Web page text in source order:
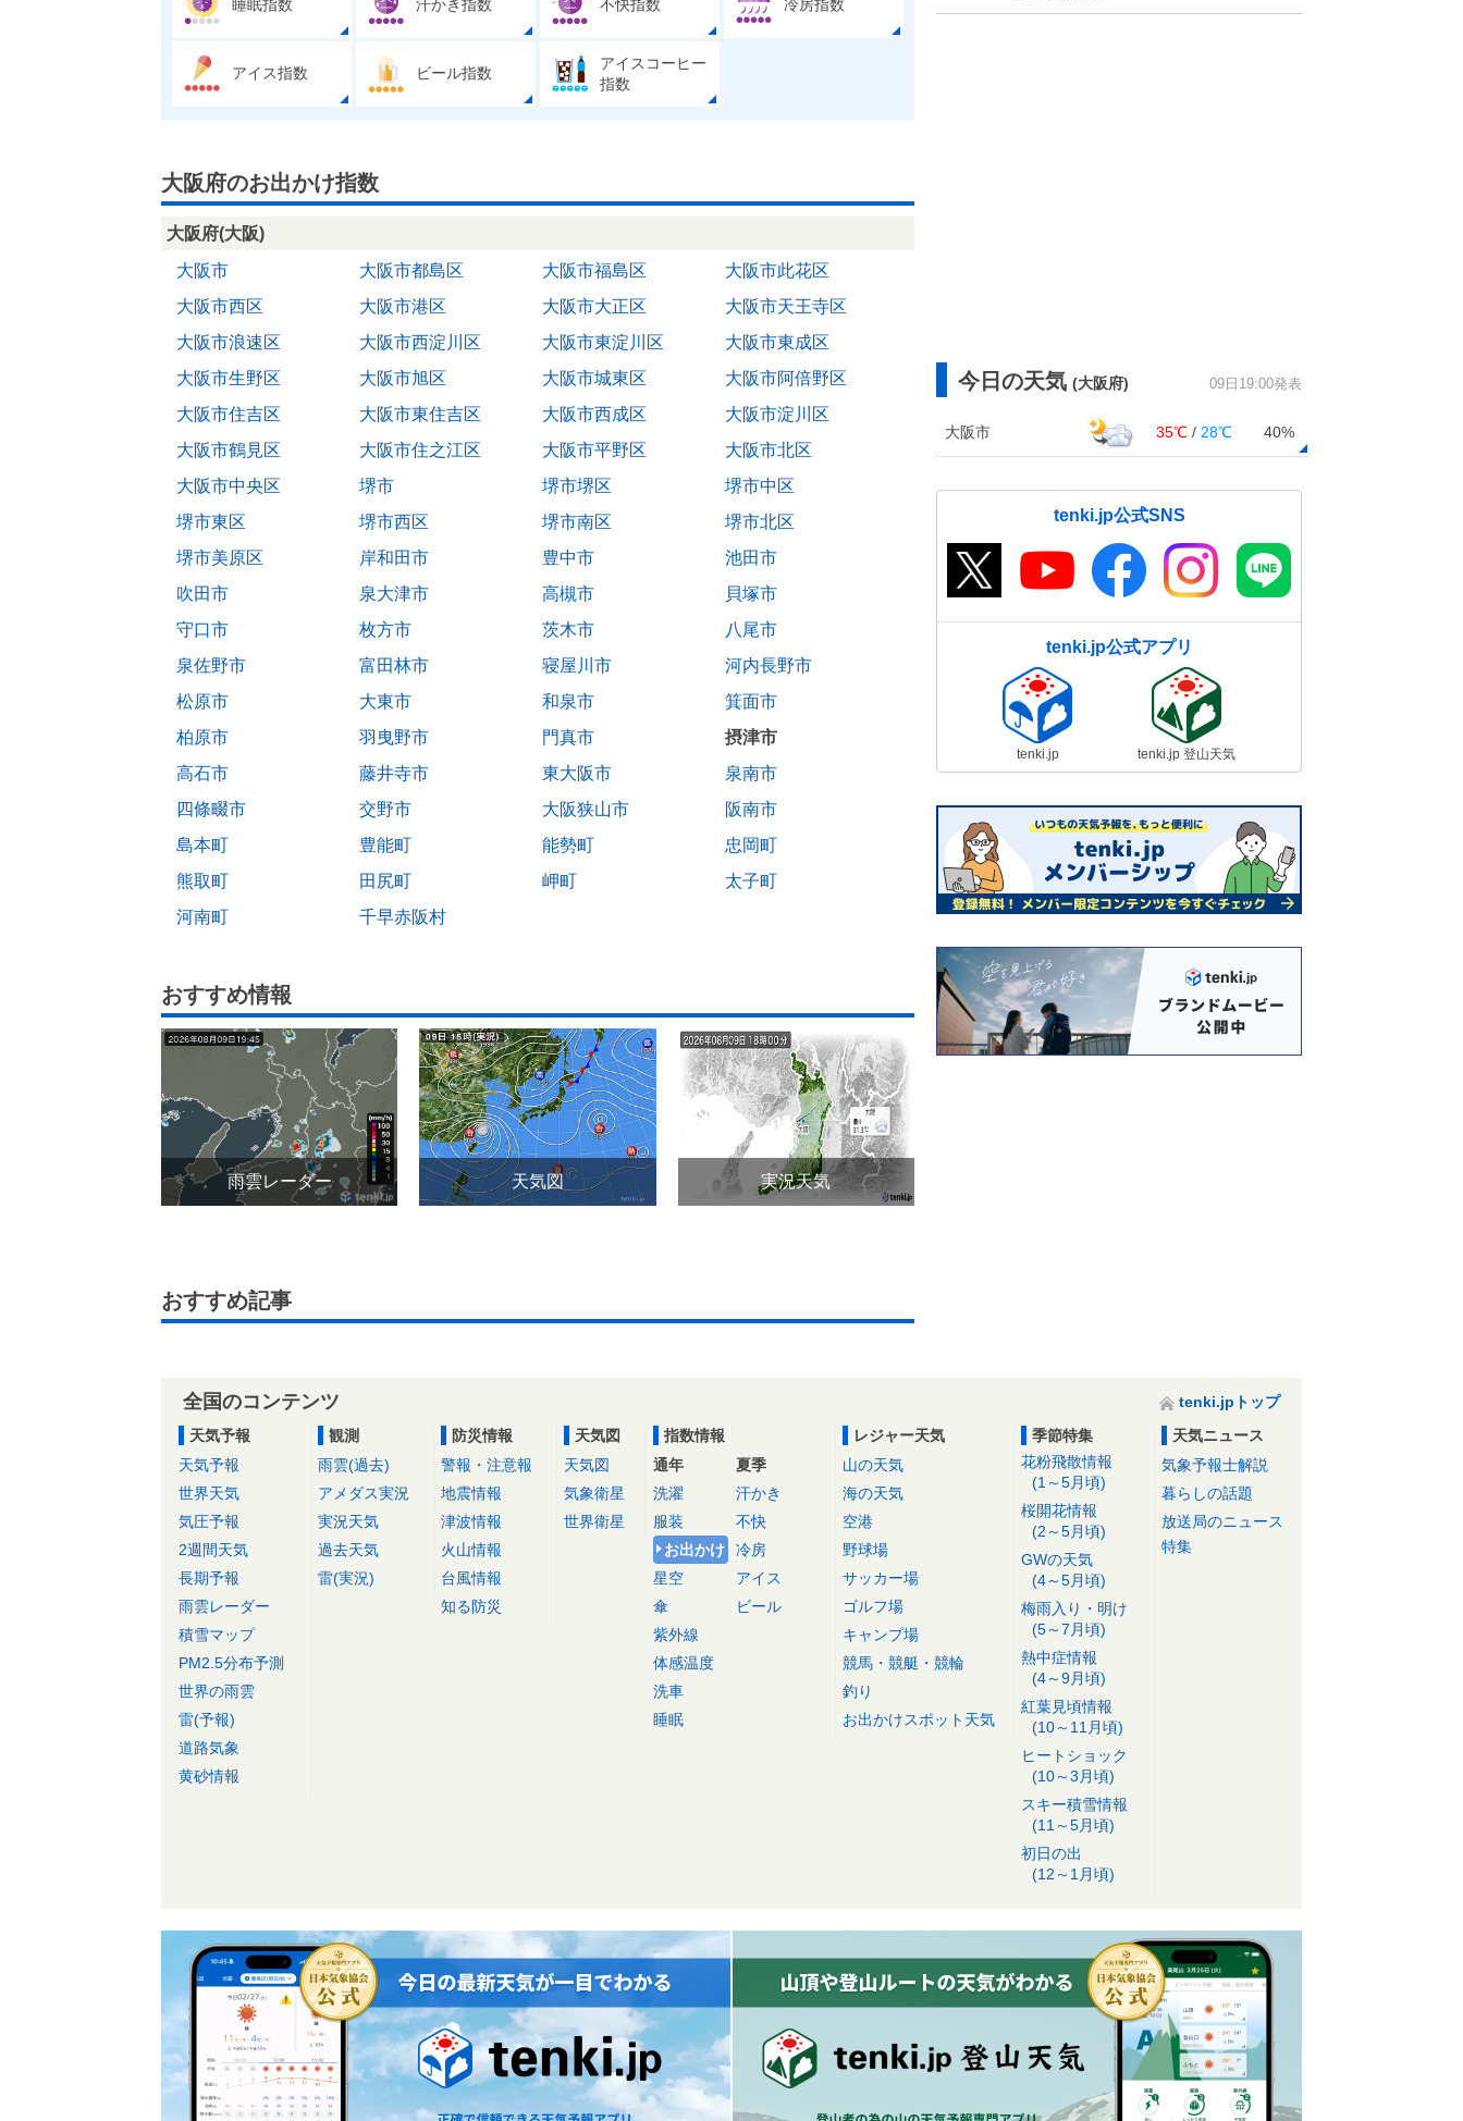
睡眠指数 汗かき指数 不快指数 冷房指数
アイス指数 ビール指数
アイスコーヒー
指数
大阪府のお出かけ指数
大阪府(大阪)
大阪市
大阪市都島区 大阪市福島区
大阪市此花区
大阪市西区
大阪市港区 大阪市大正区
大阪市天王寺区
大阪市浪速区
大阪市西淀川区 大阪市東淀川区
大阪市東成区
大阪市生野区
大阪市旭区 大阪市城東区
大阪市阿倍野区
大阪市住吉区
大阪市東住吉区 大阪市西成区
大阪市淀川区
大阪市鶴見区
大阪市住之江区 大阪市平野区
大阪市北区
大阪市中央区
堺市 堺市堺区
堺市中区
堺市東区
堺市西区 堺市南区
堺市北区
堺市美原区
岸和田市 豊中市
池田市
吹田市
泉大津市 高槻市
貝塚市
守口市
枚方市 茨木市
八尾市
泉佐野市
富田林市 寝屋川市
河内長野市
松原市
大東市 和泉市
箕面市
柏原市
羽曳野市 門真市
摂津市
高石市
藤井寺市 東大阪市
泉南市
四條畷市
交野市 大阪狭山市
阪南市
島本町
豊能町 能勢町
忠岡町
熊取町
田尻町 岬町
太子町
河南町
千早赤阪村
おすすめ情報
雨雲レーダー 天気図 実況天気
おすすめ記事
今日の天気 (大阪府) 09日19:00発表
大阪市 35℃ / 28℃ 40%
tenki.jp公式SNS
tenki.jp公式アプリ
tenki.jp tenki.jp 登山天気
全国のコンテンツ
tenki.jpトップ
天気予報
天気予報
世界天気
気圧予報
2週間天気
長期予報
雨雲レーダー
積雪マップ
PM2.5分布予測
世界の雨雲
雷(予報)
道路気象
黄砂情報
観測
雨雲(過去)
アメダス実況
実況天気
過去天気
雷(実況)
防災情報
警報・注意報
地震情報
津波情報
火山情報
台風情報
知る防災
天気図
天気図
気象衛星
世界衛星
指数情報
通年
洗濯
服装
お出かけ
星空
傘
紫外線
体感温度
洗車
睡眠
夏季
汗かき
不快
冷房
アイス
ビール
レジャー天気
山の天気
海の天気
空港
野球場
サッカー場
ゴルフ場
キャンプ場
競馬・競艇・競輪
釣り
お出かけスポット天気
季節特集
花粉飛散情報
(1～5月頃)
桜開花情報
(2～5月頃)
GWの天気
(4～5月頃)
梅雨入り・明け
(5～7月頃)
熱中症情報
(4～9月頃)
紅葉見頃情報
(10～11月頃)
ヒートショック
(10～3月頃)
スキー積雪情報
(11～5月頃)
初日の出
(12～1月頃)
天気ニュース
気象予報士解説
暮らしの話題
放送局のニュース
特集